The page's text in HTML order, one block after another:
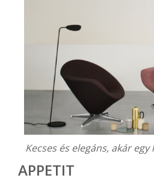
Kecses és elegáns, akár
APPETIT